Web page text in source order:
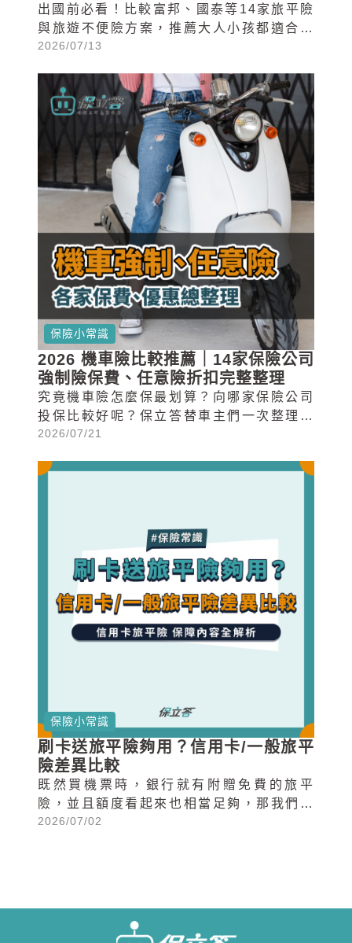
出國前必看！比較富邦、國泰等14家旅平險
與旅遊不便險方案，推薦大人小孩都適合的
2026年線上投保選擇與保費試算。
2026/07/13
保險小常識
2026 機車險比較推薦｜14家保險公司
強制險保費、任意險折扣完整整理
究竟機車險怎麼保最划算？向哪家保險公司
投保比較好呢？保立答替車主們一次整理了
投保機車險最在意的各項條件總整理，想知
意險哪家折扣最高嗎？馬上往下看下去！
2026/07/21
保險小常識
刷卡送旅平險夠用？信用卡/一般旅平
險差異比較
既然買機票時，銀行就有附贈免費的旅平
險，並且額度看起來也相當足夠，那我們出
國時還有需要自己另外買海外旅平險嗎？今
2026/07/02